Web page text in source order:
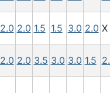
2.0 2.0 1.5 1.5 3.0 2.0 X
2.0 2.0 3.5 3.0 3.0 1.5